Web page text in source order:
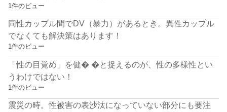
1件のビュー
同性カップル間でDV（暴力）があるとき。異性カップル
でなくても解決策はあります！
1件のビュー
「性の目覚め」を健� �と捉えるのが、性の多様性とい
うわけではない！
1件のビュー
震災の時。性被害の表沙汰になっていない部分にも要注